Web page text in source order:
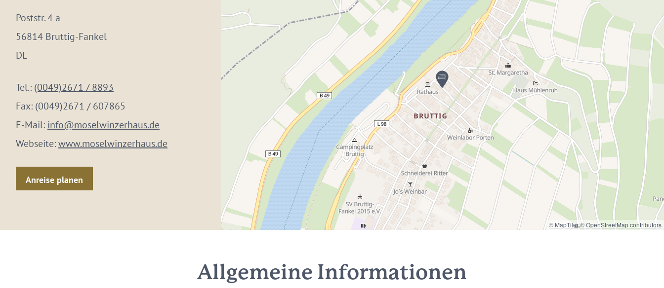
Poststr. 4 a
56814 Bruttig-Fankel
DE
Tel.: (0049)2671 / 8893
Fax: (0049)2671 / 607865
E-Mail: info@moselwinzerhaus.de
Webseite:www.moselwinzerhaus.de
Anreise planen
© MapTiler© OpenStreetMap contributors
Allgemeine Informationen